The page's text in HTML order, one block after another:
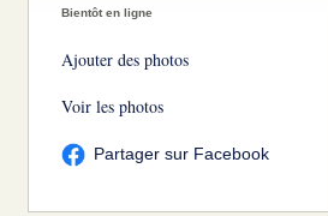
Bientôt en ligne
Ajouter des photos
Voir les photos
Partager sur Facebook